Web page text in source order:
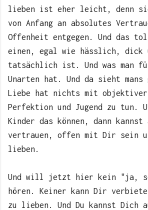
lieben ist eher leicht, denn
von Anfang an absolutes
Offenheit entgegen. Und das
einen, egal wie hässlich, dick
tatsächlich ist. Und was man
Unarten hat. Und da sieht mans
Liebe hat nichts mit objektiver
Perfektion und Jugend zu tun.
Kinder das können, dann kannst
vertrauen, offen mit Dir sein
lieben.
Und will jetzt hier kein "ja,
hören. Keiner kann Dir
zu lieben. Und Du kannst Dich